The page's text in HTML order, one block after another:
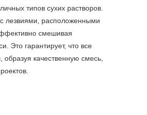
типов сухих растворов.
лезвиями, расположенными
смешивая
Это гарантирует, что все
качественную смесь,